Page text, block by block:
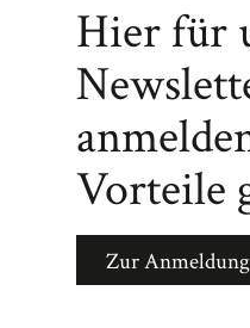
Hier für
Vorteile
Zur Anmeldung